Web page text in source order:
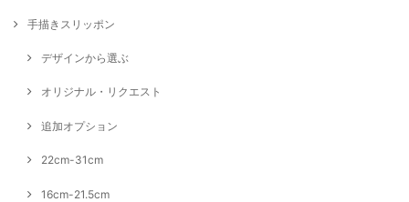
手描きスリッポン
デザインから選ぶ
オリジナル・リクエスト
追加オプション
22cm-31cm
16cm-21.5cm